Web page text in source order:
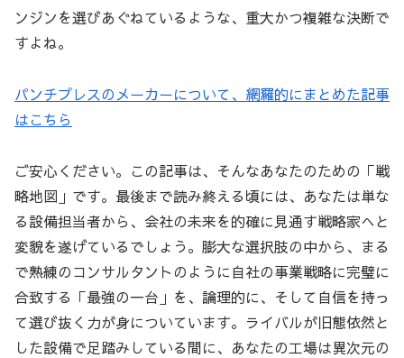
ンジンを選びあぐねているような、重大かつ複雑な決断で
すよね。
パンチプレスのメーカーについて、網羅的にまとめた記事
はこちら
ご安心ください。この記事は、そんなあなたのための「戦
略地図」です。最後まで読み終える頃には、あなたは単な
る設備担当者から、会社の未来を的確に見通す戦略家へと
変貌を遂げているでしょう。膨大な選択肢の中から、まる
で熟練のコンサルタントのように自社の事業戦略に完璧に
合致する「最強の一台」を、論理的に、そして自信を持っ
て選び抜く力が身についています。ライバルが旧態依然と
した設備で足踏みしている間に、あなたの工場は異次元の